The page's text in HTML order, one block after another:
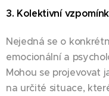
3. Kolektivní
Nejedná se o
emocionální a
Mohou se projevovat
na určité situace,